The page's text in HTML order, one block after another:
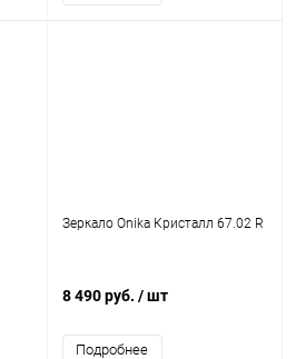
Зеркало Onika Кристалл 67.02 R
8 490 руб. / шт
Подробнее